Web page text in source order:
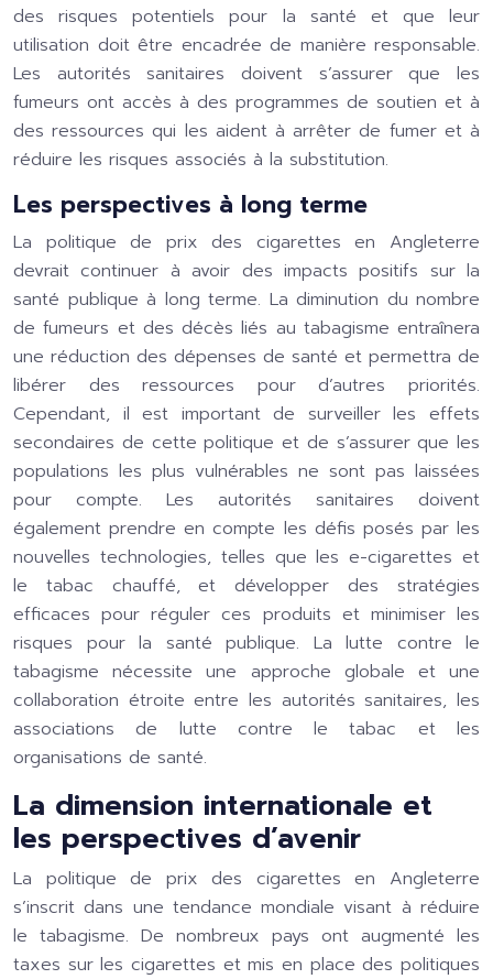
des risques potentiels pour la santé et que leur
utilisation doit être encadrée de manière responsable.
Les autorités sanitaires doivent s’assurer que les
fumeurs ont accès à des programmes de soutien et à
des ressources qui les aident à arrêter de fumer et à
réduire les risques associés à la substitution.
Les perspectives à long terme
La politique de prix des cigarettes en Angleterre
devrait continuer à avoir des impacts positifs sur la
santé publique à long terme. La diminution du nombre
de fumeurs et des décès liés au tabagisme entraînera
une réduction des dépenses de santé et permettra de
libérer des ressources pour d’autres priorités.
Cependant, il est important de surveiller les effets
secondaires de cette politique et de s’assurer que les
populations les plus vulnérables ne sont pas laissées
pour compte. Les autorités sanitaires doivent
également prendre en compte les défis posés par les
nouvelles technologies, telles que les e-cigarettes et
le tabac chauffé, et développer des stratégies
efficaces pour réguler ces produits et minimiser les
risques pour la santé publique. La lutte contre le
tabagisme nécessite une approche globale et une
collaboration étroite entre les autorités sanitaires, les
associations de lutte contre le tabac et les
organisations de santé.
La dimension internationale et
les perspectives d’avenir
La politique de prix des cigarettes en Angleterre
s’inscrit dans une tendance mondiale visant à réduire
le tabagisme. De nombreux pays ont augmenté les
taxes sur les cigarettes et mis en place des politiques